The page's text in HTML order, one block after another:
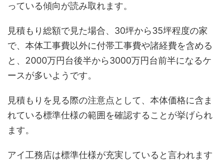
っている傾向が読み取れます。
見積もり総額で見た場合、30坪から35坪程度の家
で、本体工事費以外に付帯工事費や諸経費を含める
と、2000万円台後半から3000万円台前半になるケ
ースが多いようです。
見積もりを見る際の注意点として、本体価格に含ま
れている標準仕様の範囲を確認することが挙げられ
ます。
アイ工務店は標準仕様が充実していると言われます